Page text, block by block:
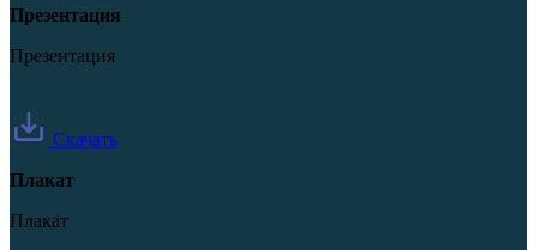
Презентация
Презентация
Скачать
Плакат
Плакат